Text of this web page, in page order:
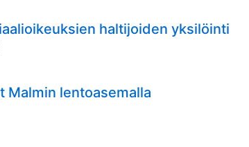
haltijoiden yksilöinti
Malmin lentoasemalla